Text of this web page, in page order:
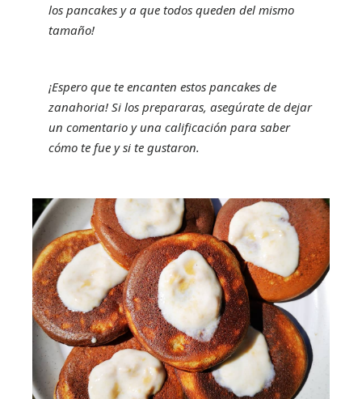
los pancakes y a que todos queden del mismo
tamaño!
¡Espero que te encanten estos pancakes de
zanahoria! Si los prepararas, asegúrate de dejar
un comentario y una calificación para saber
cómo te fue y si te gustaron.